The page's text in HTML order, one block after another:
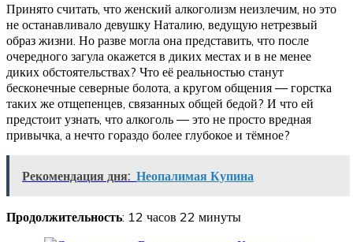
Принято считать, что женский алкоголизм неизлечим, но это
не останавливало девушку Наталию, ведущую нетрезвый
образ жизни. Но разве могла она представить, что после
очередного загула окажется в диких местах и в не менее
диких обстоятельствах? Что её реальностью станут
бесконечные северные болота, а кругом общения — горстка
таких же отщепенцев, связанных общей бедой? И что ей
предстоит узнать, что алкоголь — это не просто вредная
привычка, а нечто гораздо более глубокое и тёмное?
Рекомендация дня: Неопалимая Купина
Продолжительность: 12 часов 22 минуты